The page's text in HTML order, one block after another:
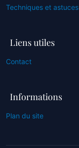
Techniques et astuces
Liens utiles
Contact
Informations
Plan du site